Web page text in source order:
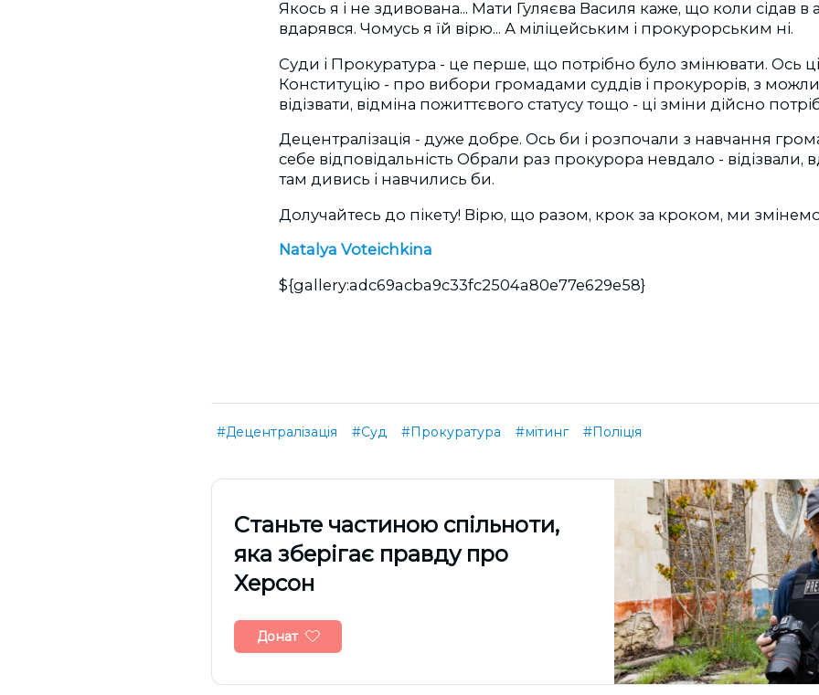
Якось я і не здивована... Мати Гуляєва Василя каже, що коли сідав в
вдарявся. Чомусь я їй вірю... А міліцейським і прокурорським ні.
Суди і Прокуратура - це перше, що потрібно було змінювати. Ось
Конституцію - про вибори громадами суддів і прокурорів, з
відізвати, відміна пожиттєвого статусу тощо - ці зміни дійсно
Децентралізація - дуже добре. Ось би і розпочали з навчання
себе відповідальність Обрали раз прокурора невдало - відізвали,
там дивись і навчились би.
Долучайтесь до пікету! Вірю, що разом, крок за кроком, ми змінемо
Natalya Voteichkina
${gallery:adc69acba9c33fc2504a80e77e629e58}
#Децентралізація #Суд #Прокуратура #мітинг #Поліція
Cтаньте частиною спільноти,
яка зберігає правду про
Херсон
Донат